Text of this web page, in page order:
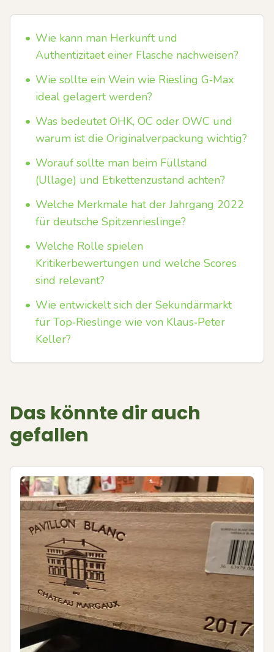
• Wie kann man Herkunft und
Authentizitaet einer Flasche nachweisen?
• Wie sollte ein Wein wie Riesling G‑Max
ideal gelagert werden?
• Was bedeutet OHK, OC oder OWC und
warum ist die Originalverpackung wichtig?
• Worauf sollte man beim Füllstand
(Ullage) und Etikettenzustand achten?
• Welche Merkmale hat der Jahrgang 2022
für deutsche Spitzenrieslinge?
• Welche Rolle spielen
Kritikerbewertungen und welche Scores
sind relevant?
• Wie entwickelt sich der Sekundärmarkt
für Top‑Rieslinge wie von Klaus‑Peter
Keller?
Das könnte dir auch
gefallen